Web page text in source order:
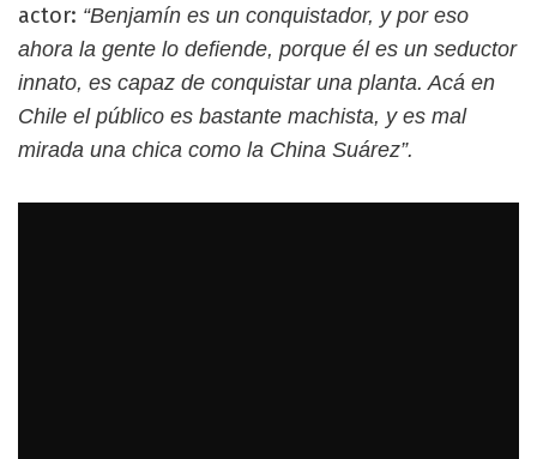
actor: “Benjamín es un conquistador, y por eso
ahora la gente lo defiende, porque él es un seductor
innato, es capaz de conquistar una planta. Acá en
Chile el público es bastante machista, y es mal
mirada una chica como la China Suárez”.